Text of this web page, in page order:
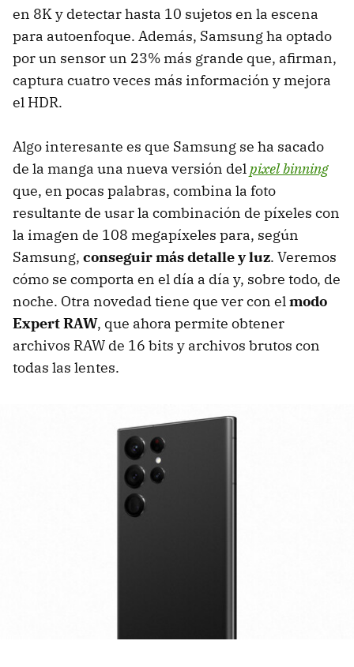
en 8K y detectar hasta 10 sujetos en la escena
para autoenfoque. Además, Samsung ha optado
por un sensor un 23% más grande que, afirman,
captura cuatro veces más información y mejora
el HDR.
Algo interesante es que Samsung se ha sacado
de la manga una nueva versión del pixel binning
que, en pocas palabras, combina la foto
resultante de usar la combinación de píxeles con
la imagen de 108 megapíxeles para, según
Samsung, conseguir más detalle y luz. Veremos
cómo se comporta en el día a día y, sobre todo, de
noche. Otra novedad tiene que ver con el modo
Expert RAW, que ahora permite obtener
archivos RAW de 16 bits y archivos brutos con
todas las lentes.